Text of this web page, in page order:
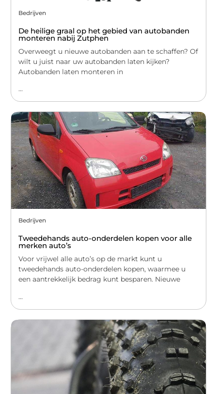
Bedrijven
De heilige graal op het gebied van autobanden
monteren nabij Zutphen
Overweegt u nieuwe autobanden aan te schaffen? Of
wilt u juist naar uw autobanden laten kijken?
Autobanden laten monteren in
...
Bedrijven
Tweedehands auto-onderdelen kopen voor alle
merken auto’s
Voor vrijwel alle auto’s op de markt kunt u
tweedehands auto-onderdelen kopen, waarmee u
een aantrekkelijk bedrag kunt besparen. Nieuwe
...